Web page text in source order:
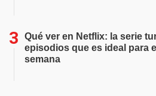
Qué ver en Netflix: la serie
episodios que es ideal para
semana